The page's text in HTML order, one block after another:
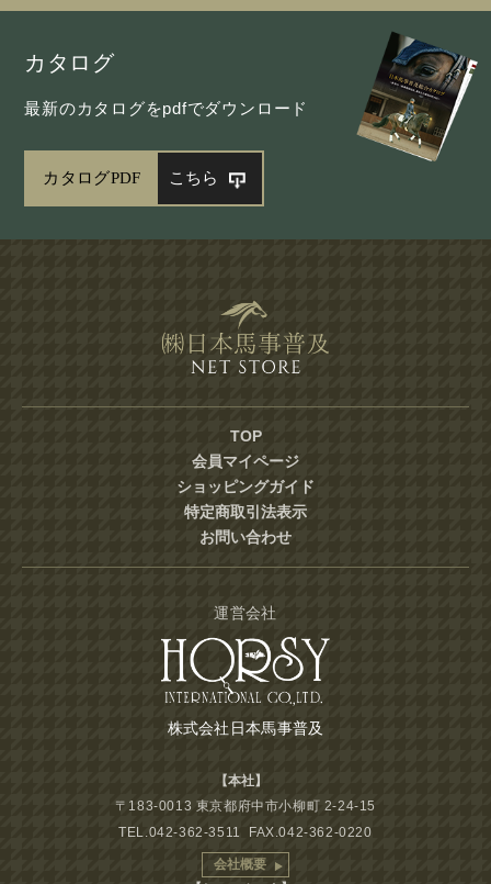
カタログ
最新のカタログをpdfでダウンロード
カタログPDF こちら
TOP
会員マイページ
ショッピングガイド
特定商取引法表示
お問い合わせ
運営会社
株式会社日本馬事普及
【本社】
〒183-0013 東京都府中市小柳町 2-24-15
TEL.042-362-3511 FAX.042-362-0220
会社概要